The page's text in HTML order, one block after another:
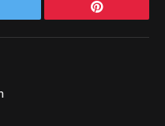
Pinterest